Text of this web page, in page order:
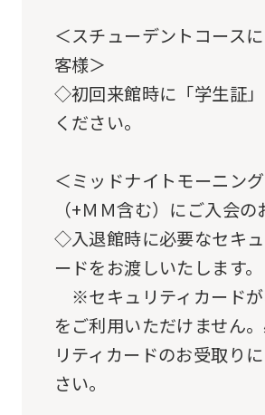
＜スチューデントコース
客様＞
◇初回来館時に「学生証
ください。
＜ミッドナイトモーニン
（+ＭＭ含む）にご入会の
◇入退館時に必要なセキ
ードをお渡しいたします。
※セキュリティカード
をご利用いただけません
リティカードのお受取り
さい。
website
be
it
may
not
be
an